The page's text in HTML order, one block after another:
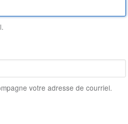
votre adresse de courriel.